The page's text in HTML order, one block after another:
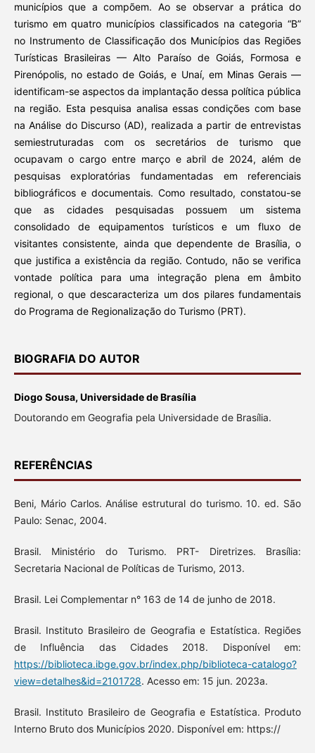
municípios que a compõem. Ao se observar a prática do
turismo em quatro municípios classificados na categoria “B”
no Instrumento de Classificação dos Municípios das Regiões
Turísticas Brasileiras — Alto Paraíso de Goiás, Formosa e
Pirenópolis, no estado de Goiás, e Unaí, em Minas Gerais —
identificam-se aspectos da implantação dessa política pública
na região. Esta pesquisa analisa essas condições com base
na Análise do Discurso (AD), realizada a partir de entrevistas
semiestruturadas com os secretários de turismo que
ocupavam o cargo entre março e abril de 2024, além de
pesquisas exploratórias fundamentadas em referenciais
bibliográficos e documentais. Como resultado, constatou-se
que as cidades pesquisadas possuem um sistema
consolidado de equipamentos turísticos e um fluxo de
visitantes consistente, ainda que dependente de Brasília, o
que justifica a existência da região. Contudo, não se verifica
vontade política para uma integração plena em âmbito
regional, o que descaracteriza um dos pilares fundamentais
do Programa de Regionalização do Turismo (PRT).
BIOGRAFIA DO AUTOR
Diogo Sousa, Universidade de Brasília
Doutorando em Geografia pela Universidade de Brasília.
REFERÊNCIAS
Beni, Mário Carlos. Análise estrutural do turismo. 10. ed. São
Paulo: Senac, 2004.
Brasil. Ministério do Turismo. PRT- Diretrizes. Brasília:
Secretaria Nacional de Políticas de Turismo, 2013.
Brasil. Lei Complementar n° 163 de 14 de junho de 2018.
Brasil. Instituto Brasileiro de Geografia e Estatística. Regiões
de Influência das Cidades 2018. Disponível em:
https://biblioteca.ibge.gov.br/index.php/biblioteca-catalogo?
view=detalhes&id=2101728. Acesso em: 15 jun. 2023a.
Brasil. Instituto Brasileiro de Geografia e Estatística. Produto
Interno Bruto dos Municípios 2020. Disponível em: https://